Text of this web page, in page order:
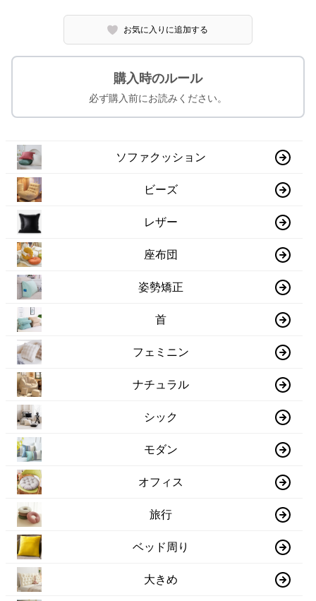
お気に入りに追加する
購入時のルール
必ず購入前にお読みください。
ソファクッション
ビーズ
レザー
座布団
姿勢矯正
首
フェミニン
ナチュラル
シック
モダン
オフィス
旅行
ベッド周り
大きめ